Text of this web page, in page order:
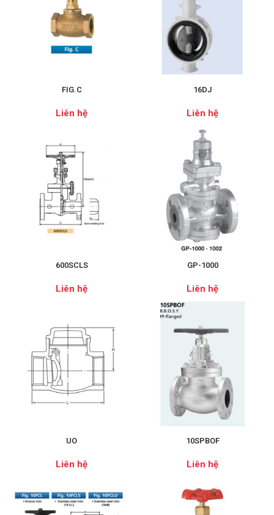
FIG.C
Liên hệ
16DJ
Liên hệ
600SCLS
Liên hệ
GP-1000
Liên hệ
UO
Liên hệ
10SPBOF
Liên hệ